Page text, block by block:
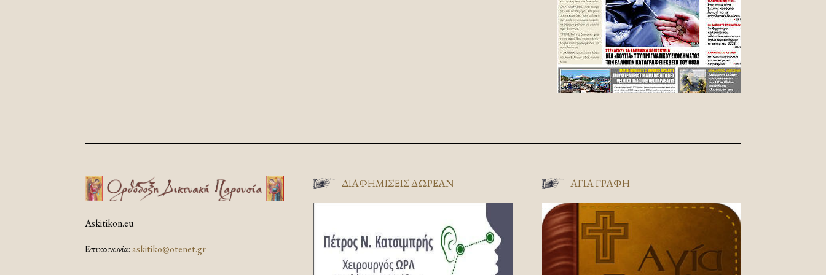
Askitikon.eu
Επικοινωνία:askitiko@otenet.gr
ΔΙΑΦΗΜΊΣΕΙΣ ΔΩΡΕΆΝ ΑΓΊΑ ΓΡΑΦΉ